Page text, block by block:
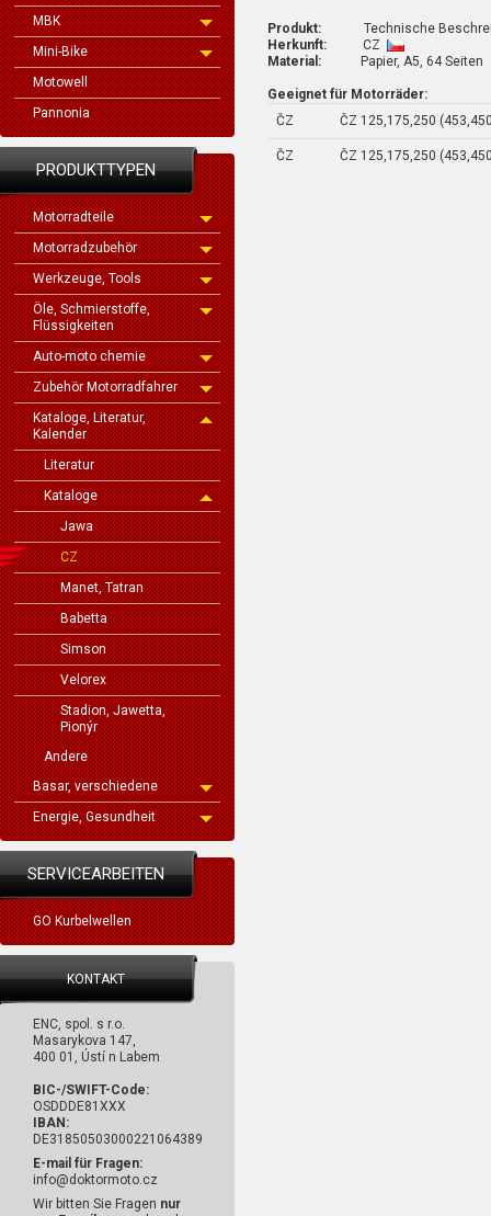
MBK
Mini-Bike
Motowell
Pannonia
PRODUKTTYPEN
Motorradteile
Motorradzubehör
Werkzeuge, Tools
Öle, Schmierstoffe,
Flüssigkeiten
Auto-moto chemie
Zubehör Motorradfahrer
Kataloge, Literatur,
Kalender
Literatur
Kataloge
Jawa
CZ
Manet, Tatran
Babetta
Simson
Velorex
Stadion, Jawetta,
Pionýr
Andere
Basar, verschiedene
Energie, Gesundheit
SERVICEARBEITEN
GO Kurbelwellen
KONTAKT
ENC, spol. s r.o.
Masarykova 147,
400 01, Ústí n Labem
BIC-/SWIFT-Code:
OSDDDE81XXX
IBAN:
DE31850503000221064389
E-mail für Fragen:
info@doktormoto.cz
Wir bitten Sie Fragen nur
Produkt: Technische
Herkunft: CZ
Material: Papier, A5, 64 Seiten
Geeignet für Motorräder:
ČZ
ČZ 125,175,250
ČZ ČZ 125,175,250